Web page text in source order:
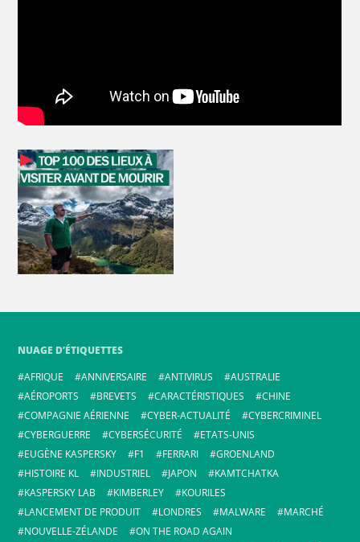
NUAGE D’ÉTIQUETTES
AFRIQUE
ANNIVERSAIRE ANTIVIRUS
AUSTRALIE
AÉROPORTS
BREVETS CARACTÉRISTIQUES
CHINE
COMPAGNIE AÉRIENNE
CYBER-ACTUALITÉ
CYBERCRIMINEL
CYBERGUERRE
CYBERSÉCURITÉ
ETATS-UNIS
EUGÈNE KASPERSKY
F1 FERRARI
GROENLAND
HISTOIRE KL
INDUSTRIEL JAPON
KAMTCHATKA
KASPERSKY LAB
KIMBERLEY
KOURILES
LANCEMENT DE PRODUIT
LONDRES MALWARE
MARCHÉ
NOUVELLE-ZÉLANDE
ON THE ROAD AGAIN